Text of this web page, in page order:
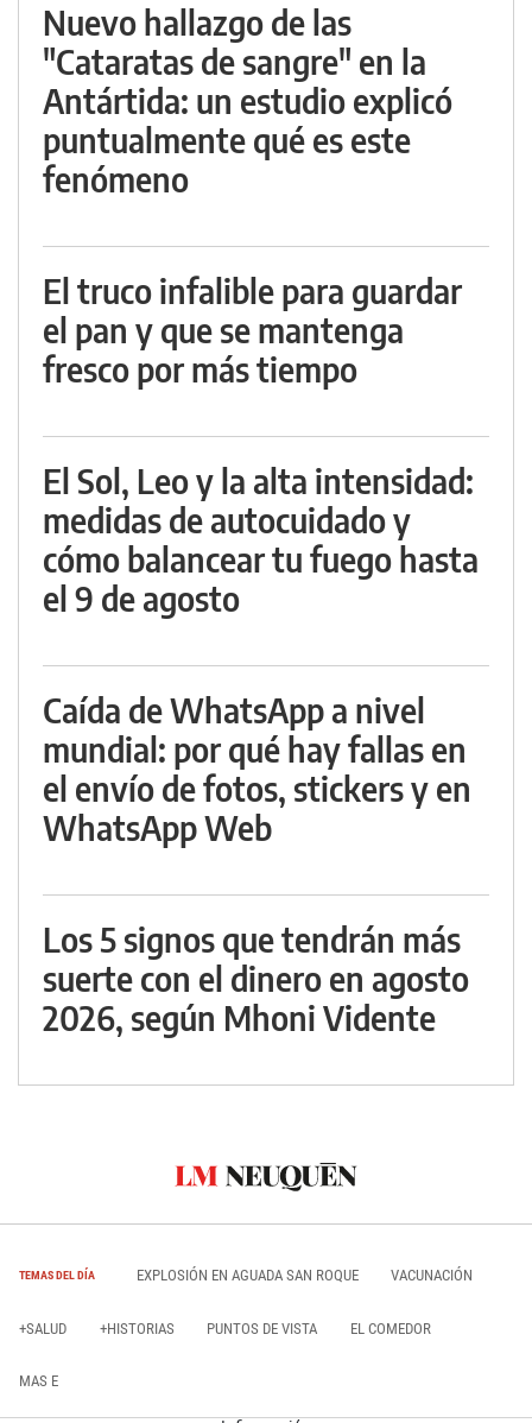
Nuevo hallazgo de las
"Cataratas de sangre" en la
Antártida: un estudio explicó
puntualmente qué es este
fenómeno
El truco infalible para guardar
el pan y que se mantenga
fresco por más tiempo
El Sol, Leo y la alta intensidad:
medidas de autocuidado y
cómo balancear tu fuego hasta
el 9 de agosto
Caída de WhatsApp a nivel
mundial: por qué hay fallas en
el envío de fotos, stickers y en
WhatsApp Web
Los 5 signos que tendrán más
suerte con el dinero en agosto
2026, según Mhoni Vidente
TEMAS DEL DÍA EXPLOSIÓN EN AGUADA SAN ROQUE VACUNACIÓN
+SALUD +HISTORIAS PUNTOS DE VISTA EL COMEDOR
MAS E